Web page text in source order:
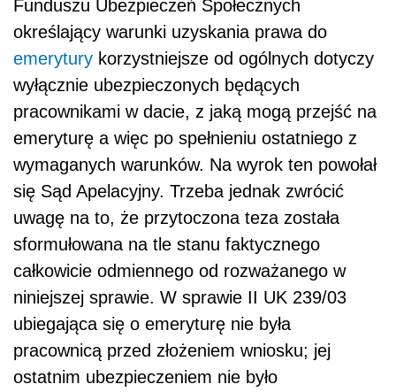
Funduszu Ubezpieczeń Społecznych
określający warunki uzyskania prawa do
emerytury korzystniejsze od ogólnych dotyczy
wyłącznie ubezpieczonych będących
pracownikami w dacie, z jaką mogą przejść na
emeryturę a więc po spełnieniu ostatniego z
wymaganych warunków. Na wyrok ten powołał
się Sąd Apelacyjny. Trzeba jednak zwrócić
uwagę na to, że przytoczona teza została
sformułowana na tle stanu faktycznego
całkowicie odmiennego od rozważanego w
niniejszej sprawie. W sprawie II UK 239/03
ubiegająca się o emeryturę nie była
pracownicą przed złożeniem wniosku; jej
ostatnim ubezpieczeniem nie było